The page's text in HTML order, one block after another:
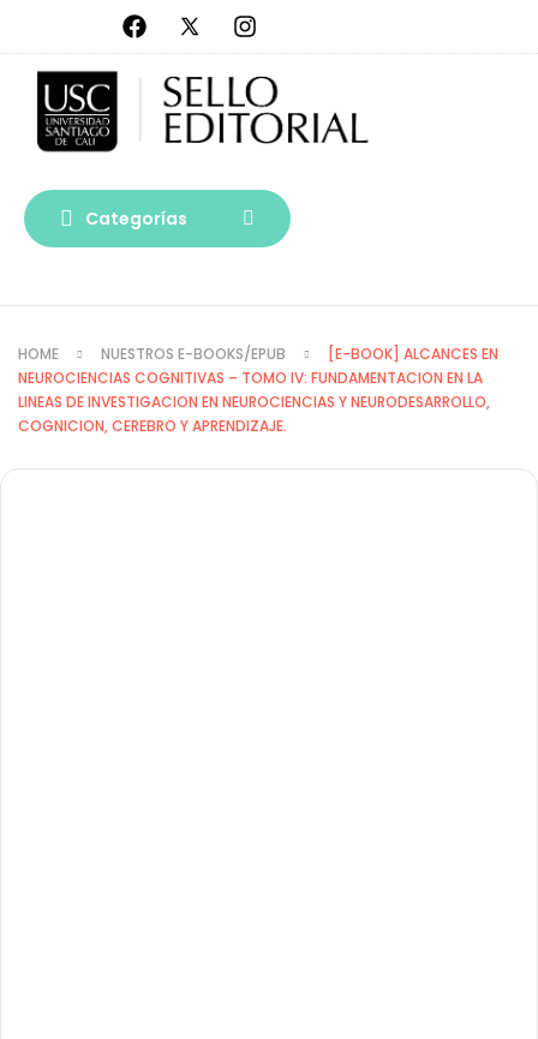
Categorías
HOME NUESTROS E-BOOKS/EPUB
[E-BOOK] ALCANCES EN
NEUROCIENCIAS COGNITIVAS – TOMO IV: FUNDAMENTACION EN LA
LINEAS DE INVESTIGACION EN NEUROCIENCIAS Y NEURODESARROLLO,
COGNICION, CEREBRO Y APRENDIZAJE.